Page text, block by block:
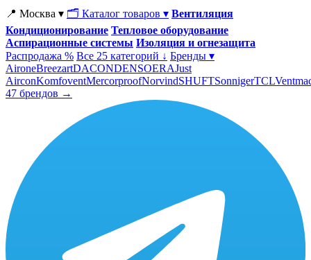
📍 Москва ▾ 🗂 Каталог товаров ▾ Вентиляция
Кондиционирование Тепловое оборудование
Аспирационные системы Изоляция и огнезащита
Распродажа % Все 25 категорий ↓ Бренды ▾
AironeBreezartDACONDENSOERAJust
AirconKomfoventMercorproofNorvindSHUFTSonnigerTCL
47 брендов →